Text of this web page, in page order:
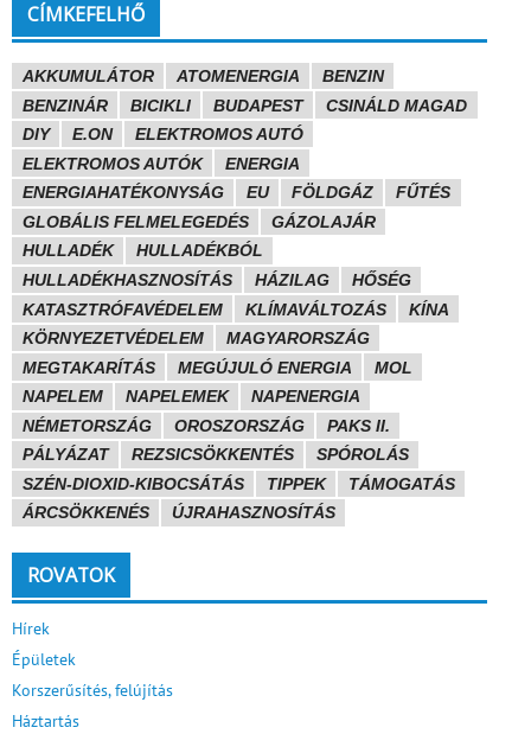
CÍMKEFELHŐ
AKKUMULÁTOR ATOMENERGIA
BENZIN
BENZINÁR
BICIKLI BUDAPEST
CSINÁLD MAGAD
DIY
E.ON
ELEKTROMOS AUTÓ
ELEKTROMOS AUTÓK
ENERGIA
ENERGIAHATÉKONYSÁG
EU FÖLDGÁZ
FŰTÉS
GLOBÁLIS FELMELEGEDÉS
GÁZOLAJÁR
HULLADÉK
HULLADÉKBÓL
HULLADÉKHASZNOSÍTÁS
HÁZILAG
HŐSÉG
KATASZTRÓFAVÉDELEM
KLÍMAVÁLTOZÁS
KÍNA
KÖRNYEZETVÉDELEM
MAGYARORSZÁG
MEGTAKARÍTÁS
MEGÚJULÓ ENERGIA
MOL
NAPELEM
NAPELEMEK
NAPENERGIA
NÉMETORSZÁG
OROSZORSZÁG
PAKS II.
PÁLYÁZAT
REZSICSÖKKENTÉS
SPÓROLÁS
SZÉN-DIOXID-KIBOCSÁTÁS
TIPPEK
TÁMOGATÁS
ÁRCSÖKKENÉS
ÚJRAHASZNOSÍTÁS
ROVATOK
Hírek
Épületek
Korszerűsítés, felújítás
Háztartás